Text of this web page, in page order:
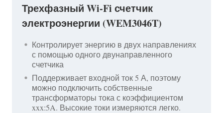
Трехфазный Wi-Fi счетчик
электроэнергии (WEM3046T)
Контролирует энергию в двух направлениях
с помощью одного двунаправленного
счетчика
Поддерживает входной ток 5 А, поэтому
можно подключить собственные
трансформаторы тока с коэффициентом
xxx:5A. Высокие токи измеряются легко.